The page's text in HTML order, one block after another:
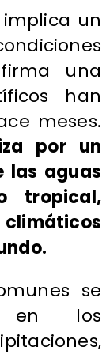
un
una
han
meses.
por un
las aguas
tropical,
se
en los